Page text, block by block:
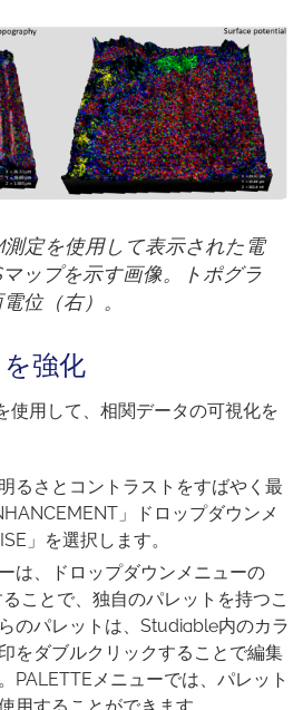
定を使用して表示された電
ップを示す画像。トポグラ
位（右）。
強化
使用して、相関データの可視化を
るさとコントラストをすばやく最
」ドロップダウンメ
」を選択します。
は、ドロップダウンメニューの
ことで、独自のパレットを持つこ
のパレットは、Studiable内のカラ
をダブルクリックすることで編集
PALETTEメニューでは、パレット